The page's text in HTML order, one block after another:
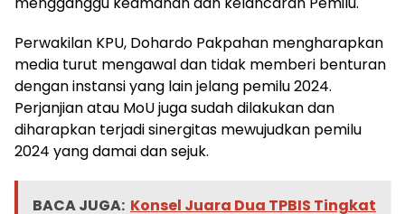
Perwakilan KPU, Dohardo Pakpahan mengharapkan
media turut mengawal dan tidak memberi benturan
dengan instansi yang lain jelang pemilu 2024.
Perjanjian atau MoU juga sudah dilakukan dan
diharapkan terjadi sinergitas mewujudkan pemilu
2024 yang damai dan sejuk.
BACA JUGA: Konsel Juara Dua TPBIS Tingkat